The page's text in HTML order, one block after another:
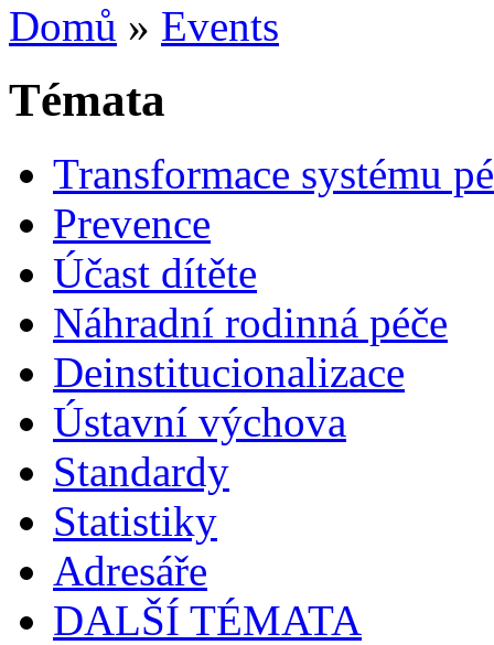
Domů » Events
Témata
Transformace systému
Prevence
Účast dítěte
Náhradní rodinná péče
Deinstitucionalizace
Ústavní výchova
Standardy
Statistiky
Adresáře
DALŠÍ TÉMATA